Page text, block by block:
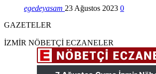
egedeyasam 23 Ağustos 2023 0
GAZETELER
İZMİR NÖBETÇİ ECZANELER